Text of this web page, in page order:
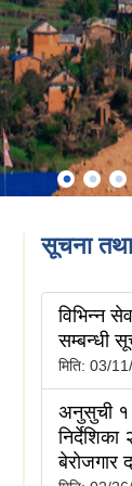
सूचना
विभिन्न
सम्बन्धी
मिति: 03/
अनुसुची १
बेराेजगार